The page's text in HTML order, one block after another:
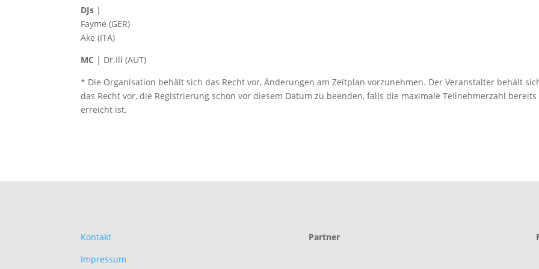
DJs |
Fayme (GER)
Ake (ITA)
MC | Dr.Ill (AUT)
* Die Organisation behält sich das Recht vor, Änderungen am Zeitplan vorzunehmen. Der Veranstalter behält
das Recht vor, die Registrierung schon vor diesem Datum zu beenden, falls die maximale Teilnehmerzahl bereits
erreicht ist.
Kontakt
Impressum
Partner